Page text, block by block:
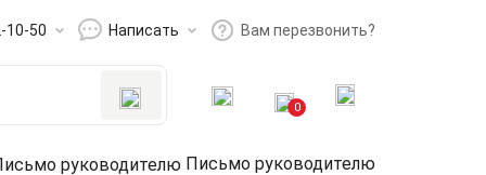
10-50 Написать Вам перезвонить?
0
Письмо руководителю